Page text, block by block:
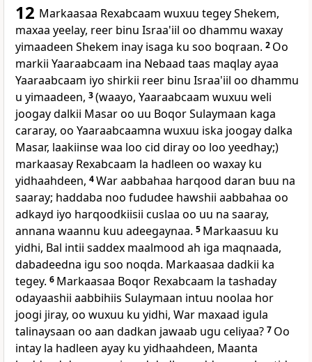
12 Markaasaa Rexabcaam wuxuu tegey Shekem,
maxaa yeelay, reer binu Israa'iil oo dhammu waxay
yimaadeen Shekem inay isaga ku soo boqraan. 2 Oo
markii Yaaraabcaam ina Nebaad taas maqlay ayaa
Yaaraabcaam iyo shirkii reer binu Israa'iil oo dhammu
u yimaadeen, 3(waayo, Yaaraabcaam wuxuu weli
joogay dalkii Masar oo uu Boqor Sulaymaan kaga
cararay, oo Yaaraabcaamna wuxuu iska joogay dalka
Masar, laakiinse waa loo cid diray oo loo yeedhay;)
markaasay Rexabcaam la hadleen oo waxay ku
yidhaahdeen, 4War aabbahaa harqood daran buu na
saaray; haddaba noo fududee hawshii aabbahaa oo
adkayd iyo harqoodkiisii cuslaa oo uu na saaray,
annana waannu kuu adeegaynaa. 5 Markaasuu ku
yidhi, Bal intii saddex maalmood ah iga maqnaada,
dabadeedna igu soo noqda. Markaasaa dadkii ka
tegey. 6 Markaasaa Boqor Rexabcaam la tashaday
odayaashii aabbihiis Sulaymaan intuu noolaa hor
joogi jiray, oo wuxuu ku yidhi, War maxaad igula
talinaysaan oo aan dadkan jawaab ugu celiyaa? 7 Oo
intay la hadleen ayay ku yidhaahdeen, Maanta